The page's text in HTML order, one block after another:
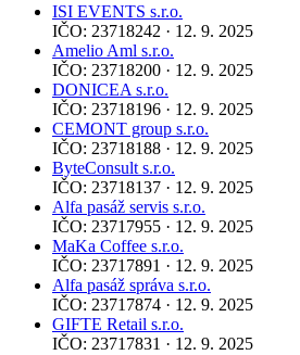
ISI EVENTS s.r.o.
IČO: 23718242 · 12. 9. 2025
Amelio Aml s.r.o.
IČO: 23718200 · 12. 9. 2025
DONICEA s.r.o.
IČO: 23718196 · 12. 9. 2025
CEMONT group s.r.o.
IČO: 23718188 · 12. 9. 2025
ByteConsult s.r.o.
IČO: 23718137 · 12. 9. 2025
Alfa pasáž servis s.r.o.
IČO: 23717955 · 12. 9. 2025
MaKa Coffee s.r.o.
IČO: 23717891 · 12. 9. 2025
Alfa pasáž správa s.r.o.
IČO: 23717874 · 12. 9. 2025
GIFTE Retail s.r.o.
IČO: 23717831 · 12. 9. 2025